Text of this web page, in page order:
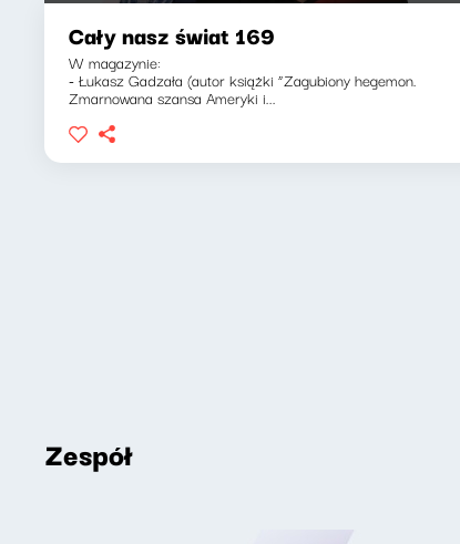
Cały nasz świat 169
W magazynie:
- Łukasz Gadzała (autor książki “Zagubiony hegemon.
Zmarnowana szansa Ameryki i...
Zespół